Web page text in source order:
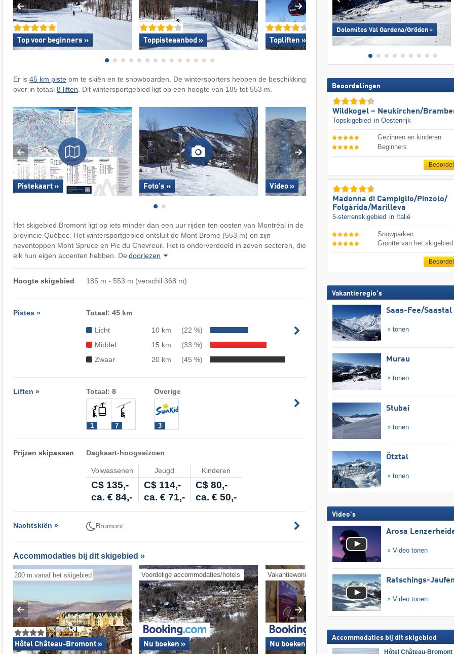
Top voor beginners » Toppisteaanbod » Topliften »
Er is 45 km pisteom te skiën en te snowboarden. De wintersporters hebben de beschikking
over in totaal 8 liften . Dit wintersportgebied ligt op een hoogte van 185 tot 553 m.
Pistekaart » Foto's » Video »
Het skigebied Bromont ligt op iets minder dan een uur rijden ten oosten van Montréal in de
provincie Québec. Het wintersportgebied ontsluit de Mont Brome (553 m) en zijn
neventoppen Mont Spruce en Pic du Chevreuil. Het is onderverdeeld in zeven sectoren, die
elk hun eigen accenten hebben. De doorlezen
Hoogte skigebied 185 m - 553 m (verschil 368 m)
Pistes » Totaal: 45 km
Licht 10 km
(22 %)
Middel
15 km
(33 %)
Zwaar
20 km (45 %)
Liften » Totaal: 8
1 7
Overige
3
Prijzen skipassen Dagkaart-hoogseizoen
Volwassenen Jeugd Kinderen
C$ 135,- C$ 114,-
C$ 80,-
ca. € 84,-
ca. € 71,- ca. € 50,-
Nachtskiën » Bromont
Accommodaties bij dit skigebied »
200 m vanaf het skigebied
Hôtel Château-Bromont »
Voordelige accommodaties/hotels
Nu boeken »
Vakantiewoningen
Nu boeken » Nu boeken »
Dolomites Val Gardena/​Gröden
Beoordelingen
Wildkogel – Neukirchen/​
Topskigebied in Oostenrijk
Gezinnen en kinderen
Beginners
Madonna di Campiglio/​Pinzolo/​
Folgàrida/​Marilleva
5-sterrenskigebied in Italië
Snowparken
Grootte van het skigebied
Vakantieregio's
Saas-Fee/​Saastal
tonen
Murau
tonen
Stubai
tonen
Ötztal
tonen
Video's
Arosa
Video tonen
Ratschings-
Video tonen
Accommodaties bij dit skigebied
Hôtel Château-Bromont